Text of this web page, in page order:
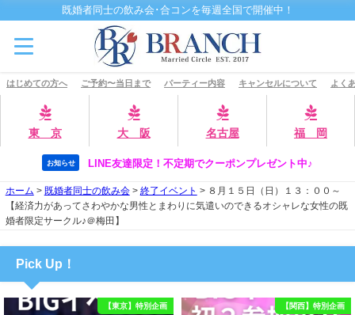
既婚者同士の飲み会･合コンを毎週全国で開催中！
はじめての方へ ご予約〜当日まで パーティー内容 キャンセルについて よく
東 京 大 阪 名古屋 福 岡
お知らせ LINE友達限定！不定期でクーポンプレゼント中♪
ホーム > 既婚者同士の飲み会> 終了イベント > ８月１５日（日）１３：００～
【経済力があってさわやかな男性とまわりに気遣いのできるオシャレな女性の既
婚者限定サークル♪＠梅田】
Pick Up！
【東京】特別企画 【関西】特別企画